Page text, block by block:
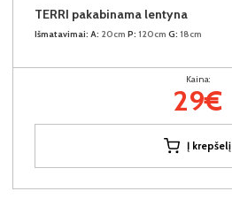
TERRI pakabinama lentyna
Išmatavimai: A: 20cm P: 120cm G: 18cm
Kaina:
29€
Į krepšelį